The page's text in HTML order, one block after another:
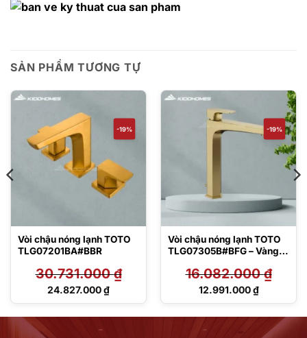
SẢN PHẨM TƯƠNG TỰ
-19%
Vòi chậu nóng lạnh TOTO
TLG07201BA#BBR
30.731.000₫
Giá
24.827.000₫
Giá
-19%
Vòi chậu nóng lạnh TOTO
TLG07305B#BFG – Vàng
16.082.000₫
Giá
16.082.000 ₫.
12.991.000₫
Giá